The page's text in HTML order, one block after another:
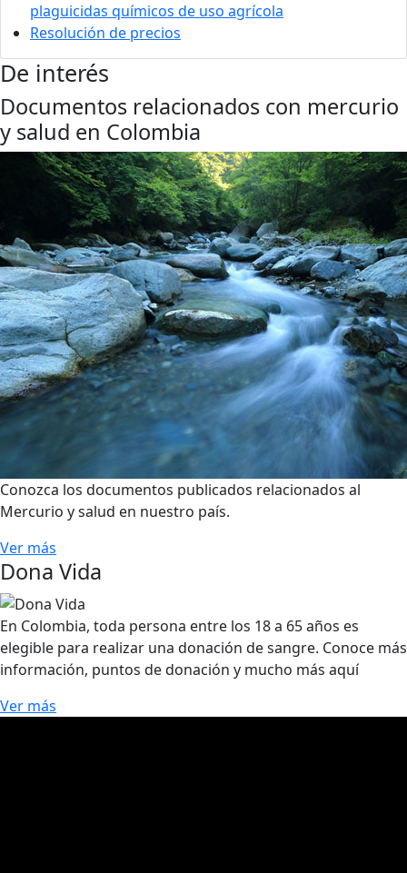
plaguicidas químicos de uso agrícola
Resolución de precios
De interés
Documentos relacionados con mercurio
y salud en Colombia
Conozca los documentos publicados relacionados al
Mercurio y salud en nuestro país.
Ver más
Dona Vida
En Colombia, toda persona entre los 18 a 65 años es
elegible para realizar una donación de sangre. Conoce más
información, puntos de donación y mucho más aquí
Ver más